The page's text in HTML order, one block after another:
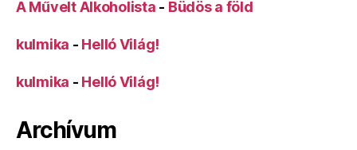
A Művelt Alkoholista - Büdös a föld
kulmika - Helló Világ!
kulmika - Helló Világ!
Archívum